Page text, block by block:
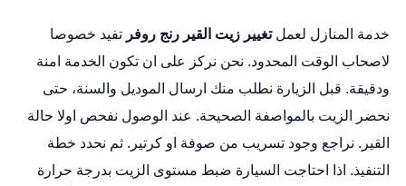
خدمة المنازل لعملتغيير زيت القير رنج روفر تفيد خصوصا
لاصحاب الوقت المحدود. نحن نركز على ان تكون الخدمة امنة
ودقيقة. قبل الزيارة نطلب منك ارسال الموديل والسنة، حتى
نحضر الزيت بالمواصفة الصحيحة. عند الوصول نفحص اولا حالة
القير. نراجع وجود تسريب من صوفة او كرتير. ثم نحدد خطة
التنفيذ. اذا احتاجت السيارة ضبط مستوى الزيت بدرجة حرارة